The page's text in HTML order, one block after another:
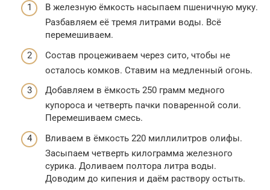
В железную ёмкость насыпаем пшеничную муку.
Разбавляем её тремя литрами воды. Всё
перемешиваем.
Состав процеживаем через сито, чтобы не
осталось комков. Ставим на медленный огонь.
Добавляем в ёмкость 250 грамм медного
купороса и четверть пачки поваренной соли.
Перемешиваем смесь.
Вливаем в ёмкость 220 миллилитров олифы.
Засыпаем четверть килограмма железного
сурика. Доливаем полтора литра воды.
Доводим до кипения и даём раствору остыть.